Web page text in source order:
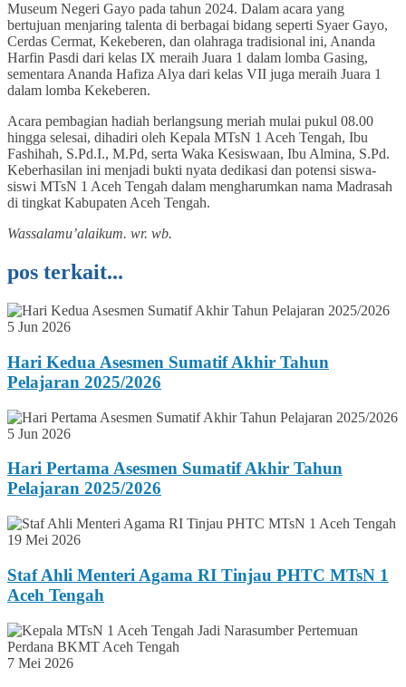
Museum Negeri Gayo pada tahun 2024. Dalam acara yang
bertujuan menjaring talenta di berbagai bidang seperti Syaer Gayo,
Cerdas Cermat, Kekeberen, dan olahraga tradisional ini, Ananda
Harfin Pasdi dari kelas IX meraih Juara 1 dalam lomba Gasing,
sementara Ananda Hafiza Alya dari kelas VII juga meraih Juara 1
dalam lomba Kekeberen.
Acara pembagian hadiah berlangsung meriah mulai pukul 08.00
hingga selesai, dihadiri oleh Kepala MTsN 1 Aceh Tengah, Ibu
Fashihah, S.Pd.I., M.Pd, serta Waka Kesiswaan, Ibu Almina, S.Pd.
Keberhasilan ini menjadi bukti nyata dedikasi dan potensi siswa-
siswi MTsN 1 Aceh Tengah dalam mengharumkan nama Madrasah
di tingkat Kabupaten Aceh Tengah.
Wassalamu’alaikum. wr. wb.
pos terkait...
5 Jun 2026
Hari Kedua Asesmen Sumatif Akhir Tahun
Pelajaran 2025/2026
5 Jun 2026
Hari Pertama Asesmen Sumatif Akhir Tahun
Pelajaran 2025/2026
19 Mei 2026
Staf Ahli Menteri Agama RI Tinjau PHTC MTsN 1
Aceh Tengah
7 Mei 2026